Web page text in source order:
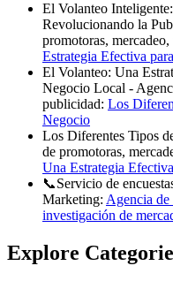
El Volanteo
Revolucionando la
promotoras,
Estrategia Efectiva
El Volanteo: Una
Negocio Local -
publicidad: Los
Negocio
Los Diferentes Tipos
de promotoras,
Una Estrategia
📞Servicio de
Marketing: Agencia
investigación de
Explore